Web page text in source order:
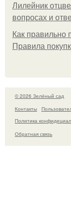
Лилейник
вопросах и
Как правильно
Правила
© 2026 Зелёный сад
Контакты
Политика
Обратная связь